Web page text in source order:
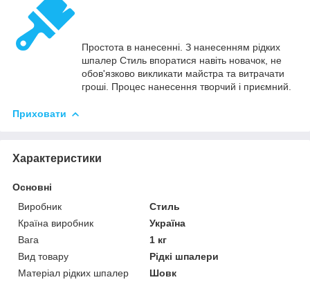
Простота в нанесенні. З нанесенням рідких
шпалер Стиль впоратися навіть новачок, не
обов'язково викликати майстра та витрачати
гроші. Процес нанесення творчий і приємний.
Приховати
Характеристики
Основні
Виробник
Стиль
Країна виробник
Україна
Вага
1 кг
Вид товару
Рідкі шпалери
Матеріал рідких шпалер
Шовк